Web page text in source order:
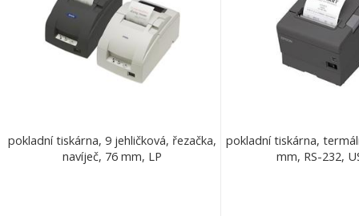
pokladní tiskárna, 9 jehličková, řezačka,
navíječ, 76 mm, LP
pokladní tiskárna,
mm, RS-232,